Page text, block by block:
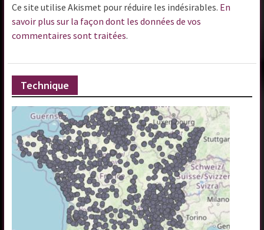
Ce site utilise Akismet pour réduire les indésirables. En
savoir plus sur la façon dont les données de vos
commentaires sont traitées.
Technique